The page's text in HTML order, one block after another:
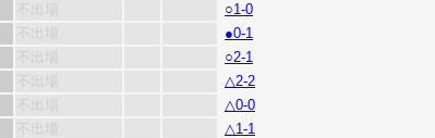
不出場
○1-0
不出場
●0-1
不出場
○2-1
不出場
△2-2
不出場
△0-0
不出場
△1-1